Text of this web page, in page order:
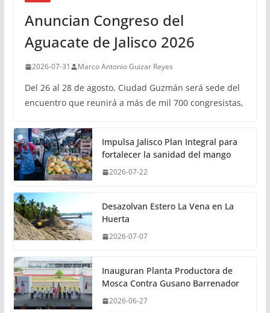
Anuncian Congreso del
Aguacate de Jalisco 2026
2026-07-31 Marco Antonio Guizar Reyes
Del 26 al 28 de agosto, Ciudad Guzmán será sede del
encuentro que reunirá a más de mil 700 congresistas,
Impulsa Jalisco Plan Integral para
fortalecer la sanidad del mango
2026-07-22
Desazolvan Estero La Vena en La
Huerta
2026-07-07
Inauguran Planta Productora de
Mosca Contra Gusano Barrenador
2026-06-27